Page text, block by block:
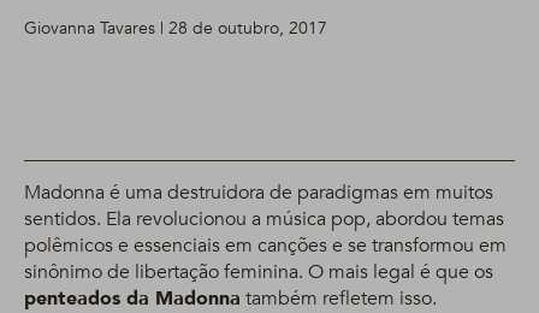
Giovanna Tavares | 28 de outubro, 2017
Madonna é uma destruidora de paradigmas em muitos
sentidos. Ela revolucionou a música pop, abordou temas
polêmicos e essenciais em canções e se transformou em
sinônimo de libertação feminina. O mais legal é que os
penteados da Madonna também refletem isso.